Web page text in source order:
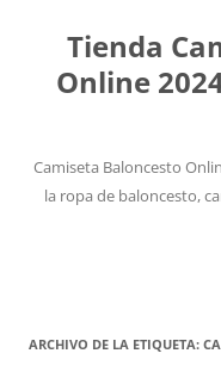
Tienda
Online
Camiseta Baloncesto
la ropa de baloncesto,
ARCHIVO DE LA ETIQUETA: